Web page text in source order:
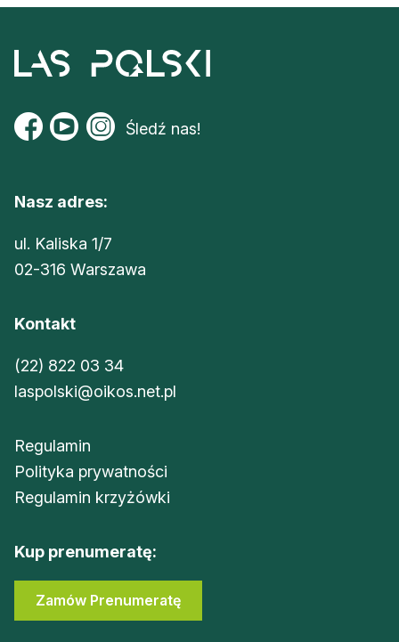
Śledź nas!
Nasz adres:
ul. Kaliska 1/7
02-316 Warszawa
Kontakt
(22) 822 03 34
laspolski@oikos.net.pl
Regulamin
Polityka prywatności
Regulamin krzyżówki
Kup prenumeratę:
Zamów Prenumeratę